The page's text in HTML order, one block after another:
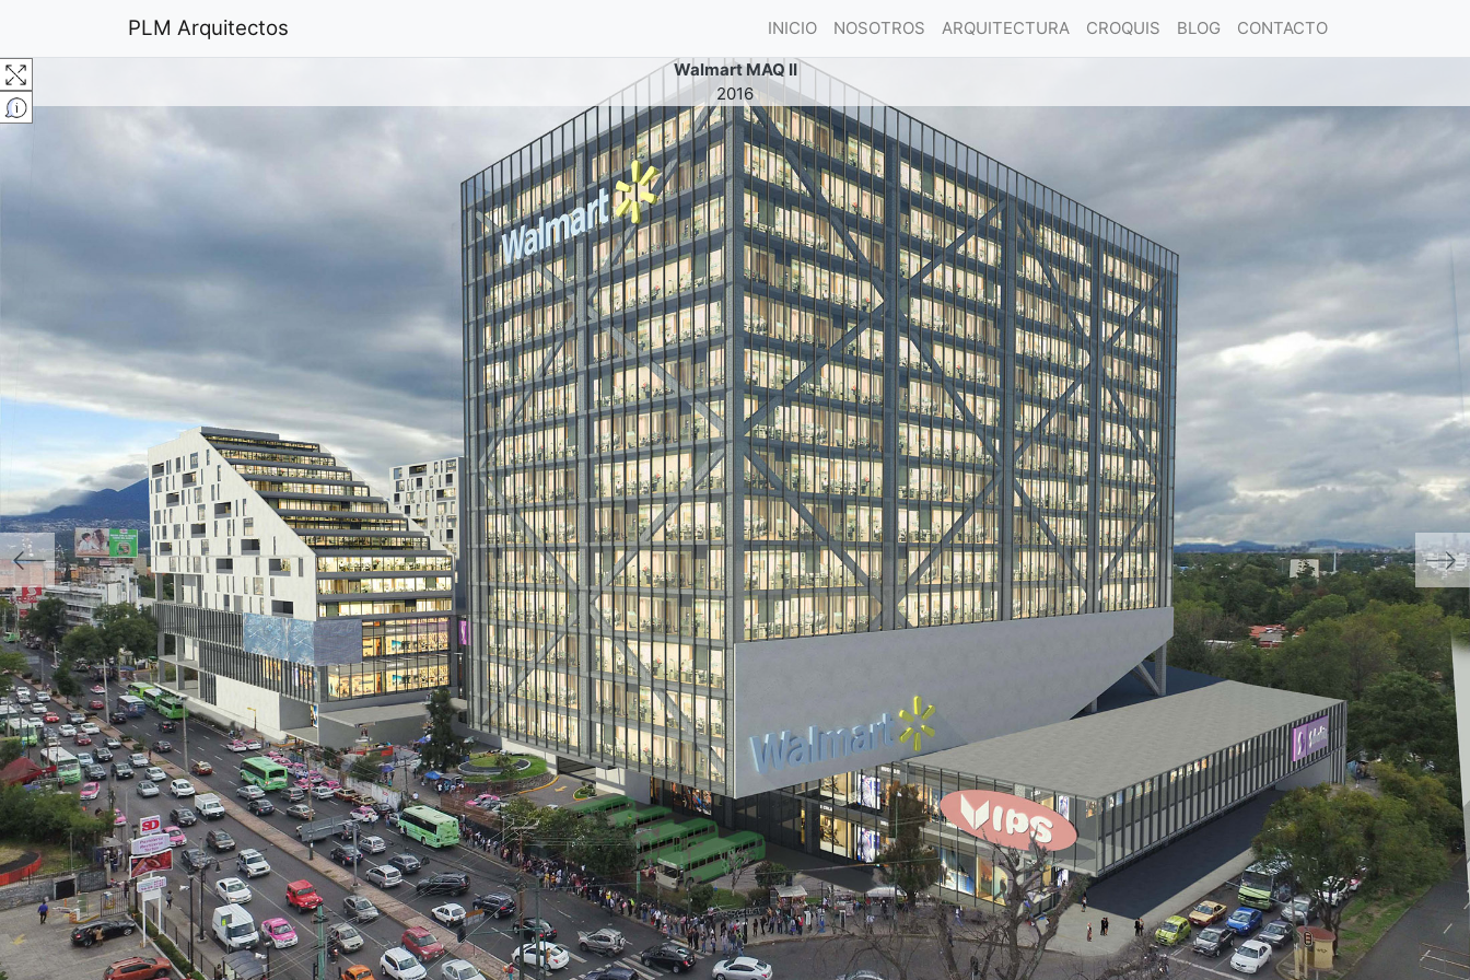
PLM Arquitectos INICIO(current)
NOSOTROS ARQUITECTURA CROQUIS BLOG
CONTACTO
Walmart MAQ II
2016
Anterior Siguiente